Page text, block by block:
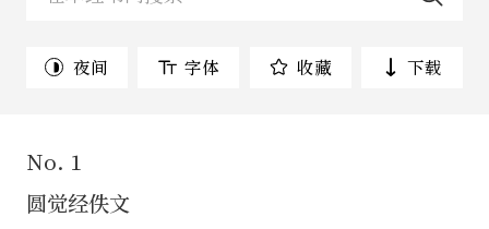
夜间 字体 收藏 下载
No. 1
圆觉经佚文